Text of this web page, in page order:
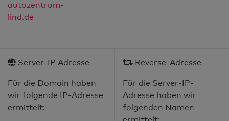
autozentrum-
lind.de
Server-IP Adresse
Für die Domain haben
wir folgende IP-Adresse
ermittelt:
Reverse-Adresse
Für die Server-IP-
Adresse haben wir
folgenden Namen